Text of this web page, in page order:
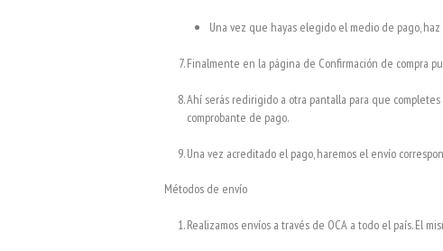
Una vez que hayas elegido el medio de pago,
Finalmente en la página de Confirmación de compra
Ahí serás redirigido a otra pantalla para que
comprobante de pago.
Una vez acreditado el pago, haremos el envío
Métodos de envío
Realizamos envíos a través de OCA a todo el país. El